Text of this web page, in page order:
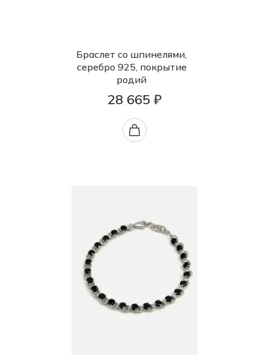
Браслет со шпинелями,
серебро 925, покрытие
родий
28 665 ₽